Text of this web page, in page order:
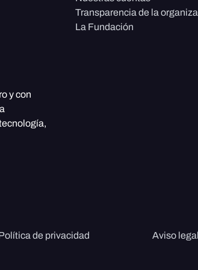
Transparencia de la
La Fundación
y con
de privacidad Aviso legal